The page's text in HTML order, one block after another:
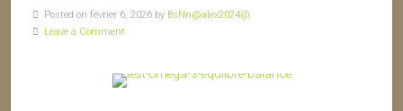
Posted on février 6, 2026 by BsNn@alex2024@
Leave a Comment